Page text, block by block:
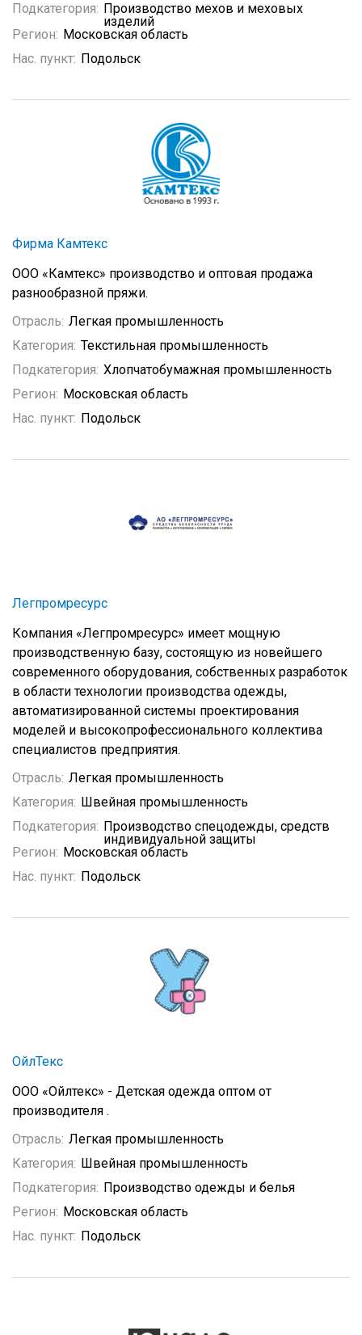
Подкатегория: Производство мехов и меховых
изделий
Регион: Московская область
Нас. пункт: Подольск
Фирма Камтекс
ООО «Камтекс» производство и оптовая продажа
разнообразной пряжи.
Отрасль: Легкая промышленность
Категория: Текстильная промышленность
Подкатегория: Хлопчатобумажная промышленность
Регион: Московская область
Нас. пункт: Подольск
Легпромресурс
Компания «Легпромресурс» имеет мощную
производственную базу, состоящую из новейшего
современного оборудования, собственных разработок
в области технологии производства одежды,
автоматизированной системы проектирования
моделей и высокопрофессионального коллектива
специалистов предприятия.
Отрасль: Легкая промышленность
Категория: Швейная промышленность
Подкатегория: Производство спецодежды, средств
индивидуальной защиты
Регион: Московская область
Нас. пункт: Подольск
ОйлТекс
ООО «Ойлтекс» - Детская одежда оптом от
производителя .
Отрасль: Легкая промышленность
Категория: Швейная промышленность
Подкатегория: Производство одежды и белья
Регион: Московская область
Нас. пункт: Подольск